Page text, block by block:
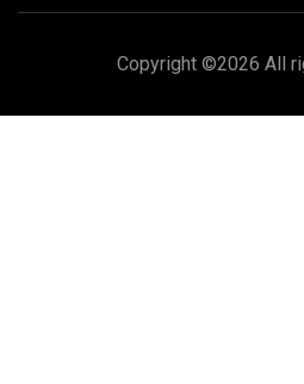
Copyright ©2026 All